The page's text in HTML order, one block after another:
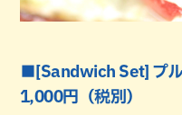
■[Sandwich Set] プ
1,000円（税別）